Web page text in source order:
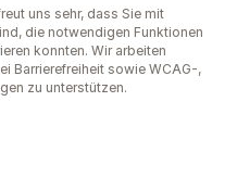
uns sehr, dass Sie mit
die notwendigen Funktionen
konnten. Wir arbeiten
Barrierefreiheit sowie WCAG-,
zu unterstützen.